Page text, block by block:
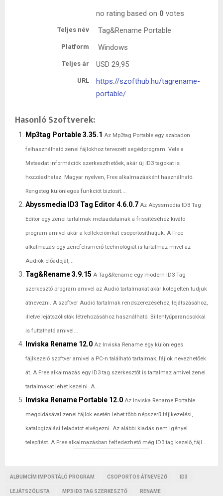
no rating based on 0 votes
Teljes név Tag&Rename Portable
Platform Windows
Teljes ár USD 29,95
URL
https://szofthub.hu/tagrename-
portable/
Hasonló Szoftverek:
Mp3tag Portable 3.35.1 Az Mp3tag Portable egy szabadon
felhasználható zenei fájlokhoz tervezett segédprogram. Vele a
Metaadat információk szerkeszthetőek, akár új ID3 tagokat is
hozzáadhatsz. Magyar nyelven, Free alkalmazásként használható.
Rengeteg különleges funkciót biztosít....
Abyssmedia ID3 Tag Editor 4.6.0.7 Az Abyssmedia ID3 Tag
Editor egy zenei tartalmak metaadatainak a frissítéséhez kiváló
program amivel akár a kollekcióinkat csoportosíthatjuk. A Free
alkalmazás egy zenefelismerő technológiát is tartalmaz mivel az
Audiók előadóját,...
Tag&Rename 3.9.15 A Tag&Rename egy modern ID3 Tag
szerkesztő program amivel az Audió tartalmakat akár kötegelten tudjuk
átnevezni. A szoftver Audió tartalmak rendszerezéséhez, lejátszásához,
illetve lejátszólisták létrehozásához használható. Billentyűparancsokkal
is futtatható amivel...
Inviska Rename 12.0 Az Inviska Rename egy különleges
fájlkezelő szoftver amivel a PC-n található tartalmak, fájlok nevezhetőek
át. A Free alkalmazás egy ID3 tag szerkesztőt is tartalmaz amivel zenei
tartalmakat lehet kezelni. A...
Inviska Rename Portable 12.0 Az Inviska Rename Portable
megoldásával zenei fájlok esetén lehet több népszerű fájlkezelési,
katalogizálási feladatot elvégezni. Az alábbi kiadás nem igényel
telepítést. A Free alkalmazásban felfedezhető még ID3 tag kezelő, fájl...
ALBUMCÍM IMPORTÁLÓ PROGRAM CSOPORTOS ÁTNEVEZŐ ID3
LEJÁTSZÓLISTA MP3 ID3 TAG SZERKESZTŐ RENAME